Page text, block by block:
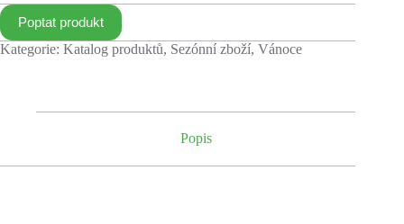
Poptat produkt
Kategorie: Katalog produktů, Sezónní zboží, Vánoce
Popis